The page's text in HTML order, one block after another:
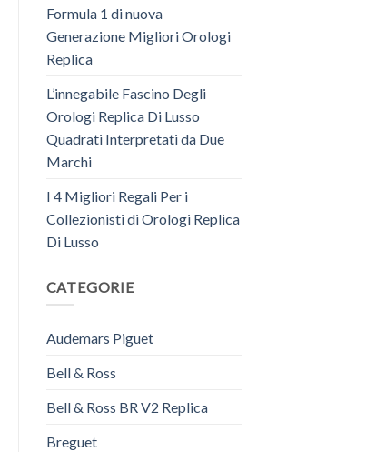
Formula 1 di nuova
Generazione Migliori Orologi
Replica
L’innegabile Fascino Degli
Orologi Replica Di Lusso
Quadrati Interpretati da Due
Marchi
I 4 Migliori Regali Per i
Collezionisti di Orologi Replica
Di Lusso
CATEGORIE
Audemars Piguet
Bell & Ross
Bell & Ross BR V2 Replica
Breguet